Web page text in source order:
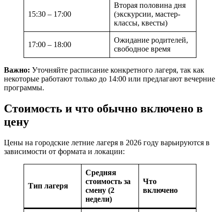
15:30 – 17:00
Вторая половина дня
(экскурсии, мастер-
классы, квесты)
17:00 – 18:00
Ожидание родителей,
свободное время
Важно: Уточняйте расписание конкретного лагеря, так как
некоторые работают только до 14:00 или предлагают вечерние
программы.
Стоимость и что обычно включено в
цену
Цены на городские летние лагеря в 2026 году варьируются в
зависимости от формата и локации:
Тип лагеря
Средняя
стоимость за
смену (2
недели)
Что
включено